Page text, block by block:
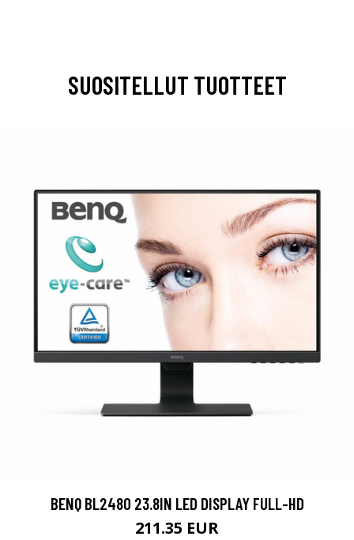
SUOSITELLUT TUOTTEET
BENQ BL2480 23.8IN LED DISPLAY FULL-HD
211.35 EUR